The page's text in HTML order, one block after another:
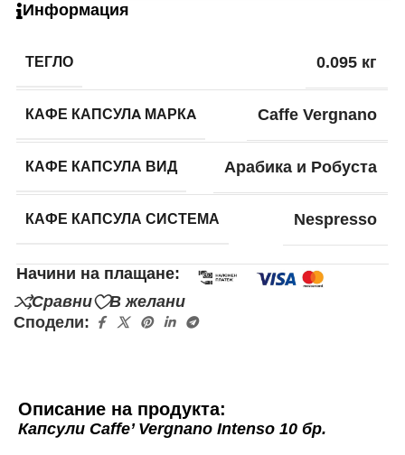
Информация
ТЕГЛО 0.095 кг
КАФЕ КАПСУЛA МАРКA Caffe Vergnano
КАФЕ КАПСУЛА ВИД Арабика и Робуста
КАФЕ КАПСУЛА СИСТЕМА Nespresso
Начини на плащане:
Сравни
В желани
Сподели:
Описание на продукта:
Капсули Caffe’ Vergnano Intenso 10 бр.